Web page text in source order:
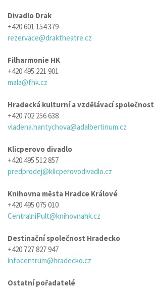
Divadlo Drak
+420 601 154 379
rezervace@draktheatre.cz
Filharmonie HK
+420 495 221 901
mala@fhk.cz
Hradecká kulturní a vzdělávací společnost
+420 702 256 638
vladena.hantychova@adalbertinum.cz
Klicperovo divadlo
+420 495 512 857
predprodej@klicperovodivadlo.cz
Knihovna města Hradce Králové
+420 495 075 010
CentralniPult@knihovnahk.cz
Destinační společnost Hradecko
+420 727 827 947
infocentrum@hradecko.cz
Ostatní pořadatelé